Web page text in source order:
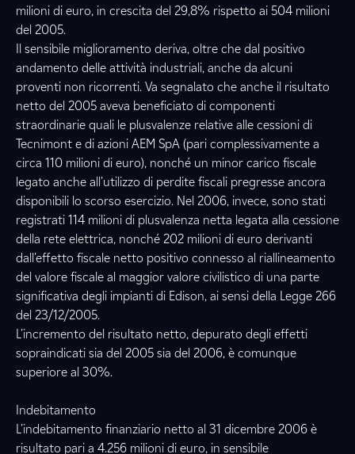
milioni di euro, in crescita del 29,8% rispetto ai 504 milioni
del 2005.
Il sensibile miglioramento deriva, oltre che dal positivo
andamento delle attività industriali, anche da alcuni
proventi non ricorrenti. Va segnalato che anche il risultato
netto del 2005 aveva beneficiato di componenti
straordinarie quali le plusvalenze relative alle cessioni di
Tecnimont e di azioni AEM SpA (pari complessivamente a
circa 110 milioni di euro), nonché un minor carico fiscale
legato anche all’utilizzo di perdite fiscali pregresse ancora
disponibili lo scorso esercizio. Nel 2006, invece, sono stati
registrati 114 milioni di plusvalenza netta legata alla cessione
della rete elettrica, nonché 202 milioni di euro derivanti
dall’effetto fiscale netto positivo connesso al riallineamento
del valore fiscale al maggior valore civilistico di una parte
significativa degli impianti di Edison, ai sensi della Legge 266
del 23/12/2005.
L’incremento del risultato netto, depurato degli effetti
sopraindicati sia del 2005 sia del 2006, è comunque
superiore al 30%.
Indebitamento
L’indebitamento finanziario netto al 31 dicembre 2006 è
risultato pari a 4.256 milioni di euro, in sensibile